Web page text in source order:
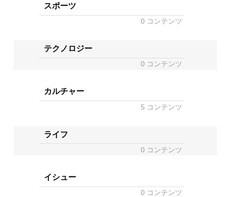
スポーツ
0 コンテンツ
テクノロジー
0 コンテンツ
カルチャー
5 コンテンツ
ライフ
0 コンテンツ
イシュー
0 コンテンツ